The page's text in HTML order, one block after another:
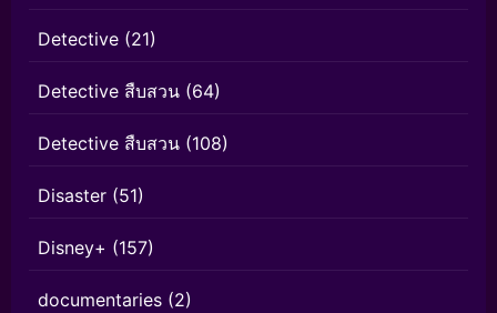
Detective (21)
Detective สืบสวน (64)
Detective สืบสวน (108)
Disaster (51)
Disney+ (157)
documentaries (2)